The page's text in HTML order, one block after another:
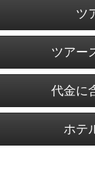
ツ
ツアー
代金に
ホテ